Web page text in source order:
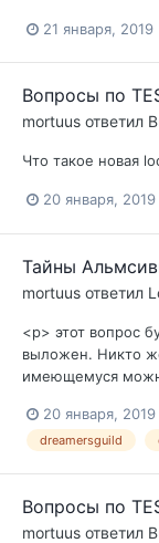
21 января, 2019
Вопросы по
mortuus ответил
Что такое новая
20 января, 2019
Тайны
mortuus ответил
<p> этот вопрос
выложен. Никто
имеющемуся
20 января, 2019
dreamersguild
Вопросы по
mortuus ответил